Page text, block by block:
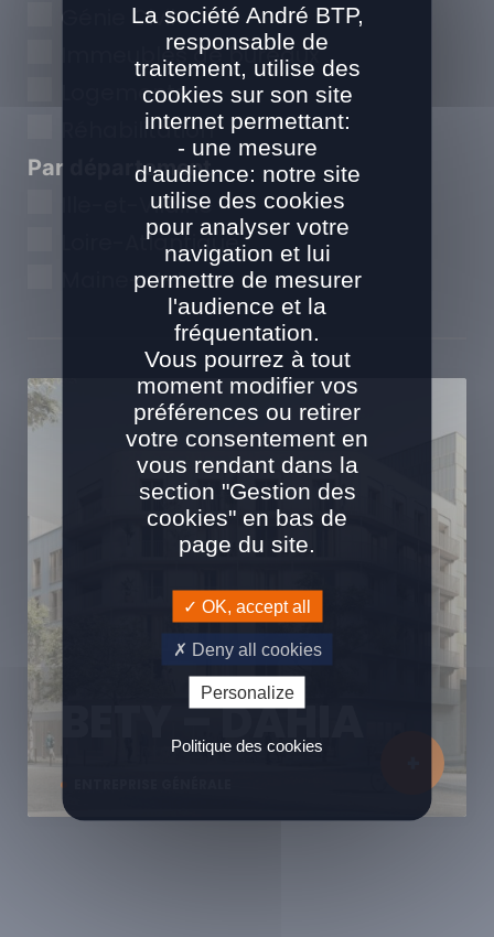
Génie Civil
Immeubles de bureaux
Logements
Réhabilitation
Par département
Ille-et-Vilaine
Loire-Atlantique
Maine-et-Loire
BETY – DAHIA
La société André BTP,
responsable de
traitement, utilise des
cookies sur son site
internet permettant:
- une mesure
d'audience: notre site
utilise des cookies
pour analyser votre
navigation et lui
permettre de mesurer
l'audience et la
fréquentation.
Vous pourrez à tout
moment modifier vos
préférences ou retirer
votre consentement en
vous rendant dans la
section "Gestion des
cookies" en bas de
page du site.
OK, accept all
Deny all cookies
Personalize
Politique des cookies